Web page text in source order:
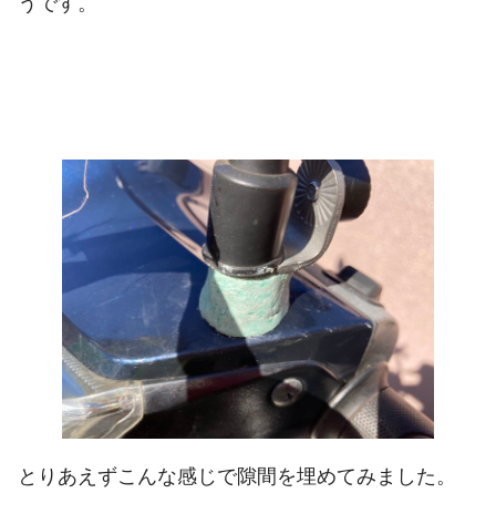
とりあえずこんな感じで隙間を埋めてみました。